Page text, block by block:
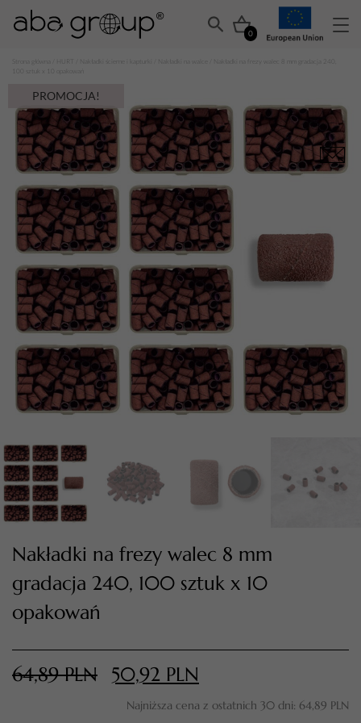
0
TWÓJ KOSZYK ( 0)
Nakładki ścierne i kapturki Nakładki na walce
/ Nakładki na frezy walec 8 mm gradacja 240,
PROMOCJA!
Nakładki na frezy walec 8 mm
gradacja 240, 100 sztuk x 10
opakowań
64,89PLN 50,92 PLN
Najniższa cena z ostatnich 30 dni: 64,89 PLN